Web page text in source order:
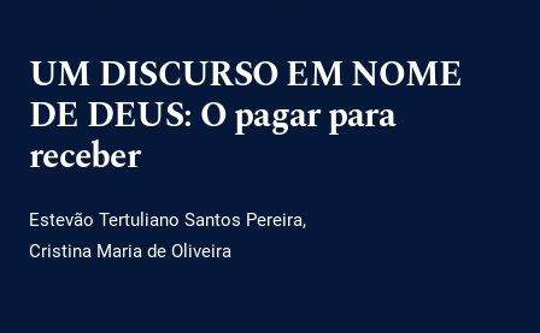
UM DISCURSO EM NOME
DE DEUS: O pagar para
receber
Estevão Tertuliano Santos Pereira
Cristina Maria de Oliveira